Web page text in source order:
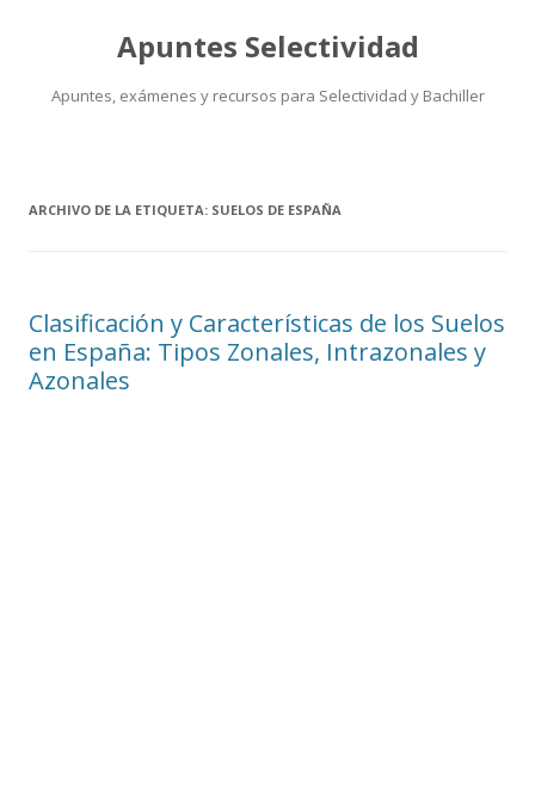
Apuntes Selectividad
Apuntes, exámenes y recursos para Selectividad y Bachiller
ARCHIVO DE LA ETIQUETA: SUELOS DE ESPAÑA
Clasificación y Características de los Suelos
en España: Tipos Zonales, Intrazonales y
Azonales